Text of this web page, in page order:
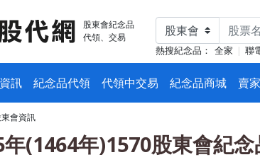
股東會紀念品
代領、交易
熱搜紀念品： 全家 聯
訊 紀念品代領 代領中交易 紀念品商城 賣
東會資訊
(1464年)1570股東會紀念